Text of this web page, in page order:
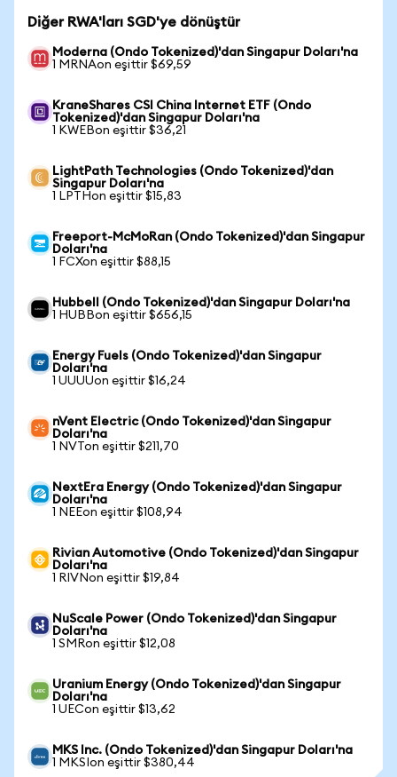
Diğer RWA'ları SGD'ye dönüştür
Moderna (Ondo Tokenized)'dan Singapur Doları'na
1 MRNAon eşittir $69,59
KraneShares CSI China Internet ETF (Ondo
Tokenized)'dan Singapur Doları'na
1 KWEBon eşittir $36,21
LightPath Technologies (Ondo Tokenized)'dan
Singapur Doları'na
1 LPTHon eşittir $15,83
Freeport-McMoRan (Ondo Tokenized)'dan Singapur
Doları'na
1 FCXon eşittir $88,15
Hubbell (Ondo Tokenized)'dan Singapur Doları'na
1 HUBBon eşittir $656,15
Energy Fuels (Ondo Tokenized)'dan Singapur
Doları'na
1 UUUUon eşittir $16,24
nVent Electric (Ondo Tokenized)'dan Singapur
Doları'na
1 NVTon eşittir $211,70
NextEra Energy (Ondo Tokenized)'dan Singapur
Doları'na
1 NEEon eşittir $108,94
Rivian Automotive (Ondo Tokenized)'dan Singapur
Doları'na
1 RIVNon eşittir $19,84
NuScale Power (Ondo Tokenized)'dan Singapur
Doları'na
1 SMRon eşittir $12,08
Uranium Energy (Ondo Tokenized)'dan Singapur
Doları'na
1 UECon eşittir $13,62
MKS Inc. (Ondo Tokenized)'dan Singapur Doları'na
1 MKSIon eşittir $380,44